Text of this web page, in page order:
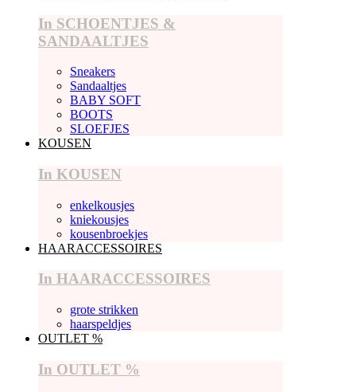
In SCHOENTJES &
SANDAALTJES
Sneakers
Sandaaltjes
BABY SOFT
BOOTS
SLOEFJES
KOUSEN
In KOUSEN
enkelkousjes
kniekousjes
kousenbroekjes
HAARACCESSOIRES
In HAARACCESSOIRES
grote strikken
haarspeldjes
OUTLET %
In OUTLET %